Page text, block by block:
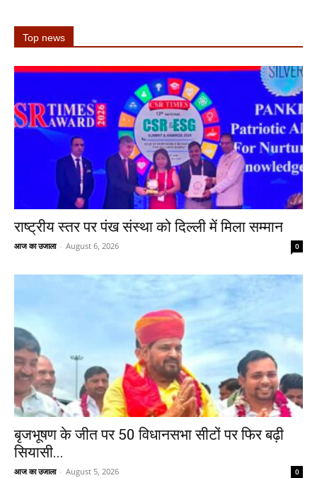
Top news
राष्ट्रीय स्तर पर पंख संस्था को दिल्ली में मिला सम्मान
आज का उजाला - August 6, 2026 0
बृजभूषण के जीत पर 50 विधानसभा सीटों पर फिर बढ़ी
सियासी...
आज का उजाला - August 5, 2026 0